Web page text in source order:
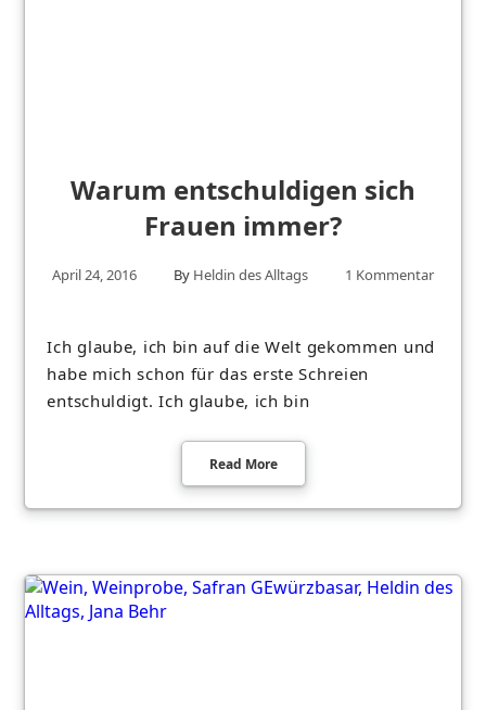
Warum entschuldigen sich
Frauen immer?
April 24, 2016 By Heldin des Alltags 1 Kommentar
Ich glaube, ich bin auf die Welt gekommen und
habe mich schon für das erste Schreien
entschuldigt. Ich glaube, ich bin
Read More